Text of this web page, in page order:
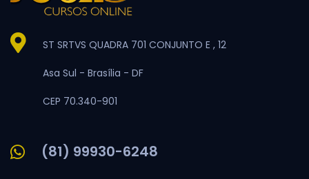
ST SRTVS QUADRA 701 CONJUNTO E , 12
Asa Sul - Brasília - DF
CEP 70.340-901
(81) 99930-6248